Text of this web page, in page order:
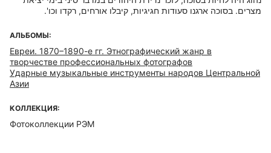
מצרים. בסוכה ארגנו סעודות חגיגיות, קיבלו אורחים, רקדו וכו'.
АЛЬБОМЫ:
Евреи. 1870–1890-е гг. Этнографический жанр в
творчестве профессиональных фотографов
Ударные музыкальные инструменты народов Центральной
Азии
КОЛЛЕКЦИЯ:
Фотоколлекции РЭМ